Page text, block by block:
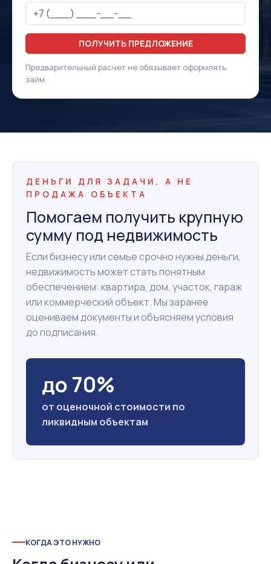
ПОЛУЧИТЬ ПРЕДЛОЖЕНИЕ
Предварительный расчет не обязывает оформлять
займ.
ДЕНЬГИ ДЛЯ ЗАДАЧИ, А НЕ
ПРОДАЖА ОБЪЕКТА
Помогаем получить крупную
сумму под недвижимость
Если бизнесу или семье срочно нужны деньги,
недвижимость может стать понятным
обеспечением: квартира, дом, участок, гараж
или коммерческий объект. Мы заранее
оцениваем документы и объясняем условия
до подписания.
до 70%
от оценочной стоимости по
ликвидным объектам
КОГДА ЭТО НУЖНО